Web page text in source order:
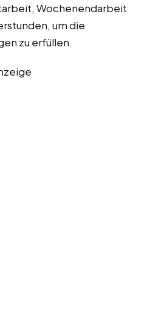
Wochenendarbeit
um die
zu erfüllen.